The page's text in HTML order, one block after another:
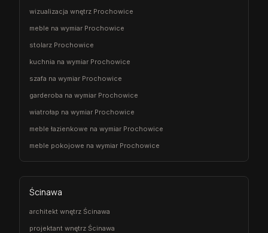
wizualizacja wnętrz Prochowice
meble na wymiar Prochowice
stolarz Prochowice
kuchnia na wymiar Prochowice
szafa na wymiar Prochowice
garderoba na wymiar Prochowice
wiatrołap na wymiar Prochowice
meble łazienkowe na wymiar Prochowice
meble pokojowe na wymiar Prochowice
Ścinawa
architekt wnętrz Ścinawa
projektant wnętrz Ścinawa